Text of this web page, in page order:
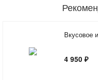
Вкусовое
4 950 ₽